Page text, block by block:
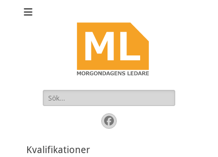
Sök
efter:
Facebook
Kvalifikationer